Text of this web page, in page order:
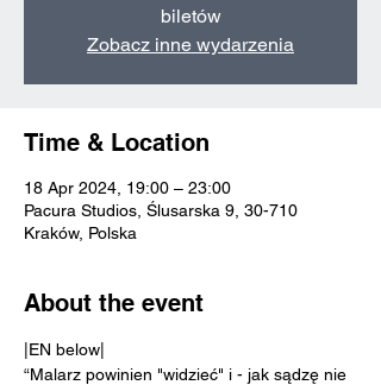
biletów
Zobacz inne wydarzenia
Time & Location
18 Apr 2024, 19:00 – 23:00
Pacura Studios, Ślusarska 9, 30-710
Kraków, Polska
About the event
|EN below|
“Malarz powinien "widzieć" i - jak sądzę nie